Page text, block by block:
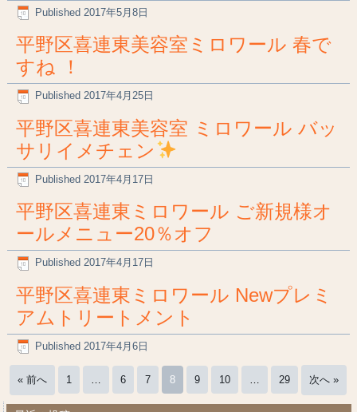
Published 2017年5月8日
平野区喜連東美容室ミロワール 春で
すね ！
Published 2017年4月25日
平野区喜連東美容室 ミロワール バッ
サリイメチェン
Published 2017年4月17日
平野区喜連東ミロワール ご新規様オ
ールメニュー20％オフ
Published 2017年4月17日
平野区喜連東ミロワール Newプレミ
アムトリートメント
Published 2017年4月6日
« 前へ 1 … 6 7 8 9 10 … 29 次へ »